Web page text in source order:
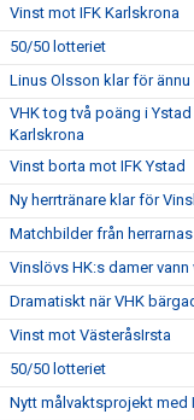
Vinst mot IFK Karlskrona
50/50 lotteriet
Linus Olsson klar för ännu
VHK tog två poäng i
Karlskrona
Vinst borta mot IFK Ystad
Ny herrtränare klar för
Matchbilder från
Vinslövs HK:s damer
Dramatiskt när VHK
Vinst mot VästeråsIrsta
50/50 lotteriet
Nytt målvaktsprojekt med